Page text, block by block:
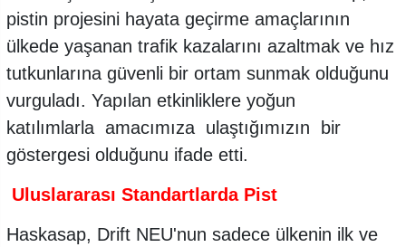
pistin projesini hayata geçirme amaçlarının
ülkede yaşanan trafik kazalarını azaltmak ve hız
tutkunlarına güvenli bir ortam sunmak olduğunu
vurguladı. Yapılan etkinliklere yoğun
katılımlarla amacımıza ulaştığımızın bir
göstergesi olduğunu ifade etti.
Uluslararası Standartlarda Pist
Haskasap, Drift NEU'nun sadece ülkenin ilk ve